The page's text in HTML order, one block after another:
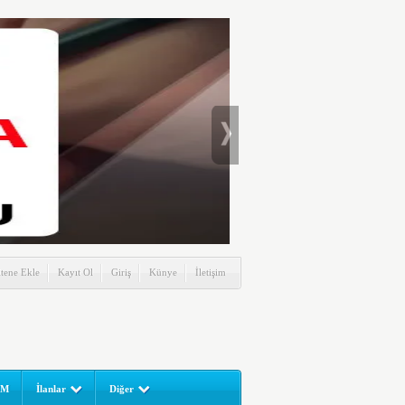
Ekle Kayıt Ol Giriş Künye İletişim
İlanlar Diğer